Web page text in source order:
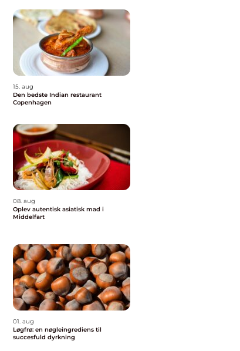
15. aug
Den bedste Indian restaurant
Copenhagen
08. aug
Oplev autentisk asiatisk mad i
Middelfart
01. aug
Løgfrø: en nøgleingrediens til
succesfuld dyrkning